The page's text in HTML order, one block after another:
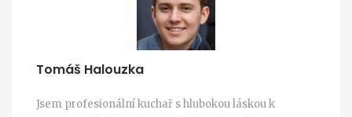
Tomáš Halouzka
Jsem profesionální kuchař s hlubokou láskou k